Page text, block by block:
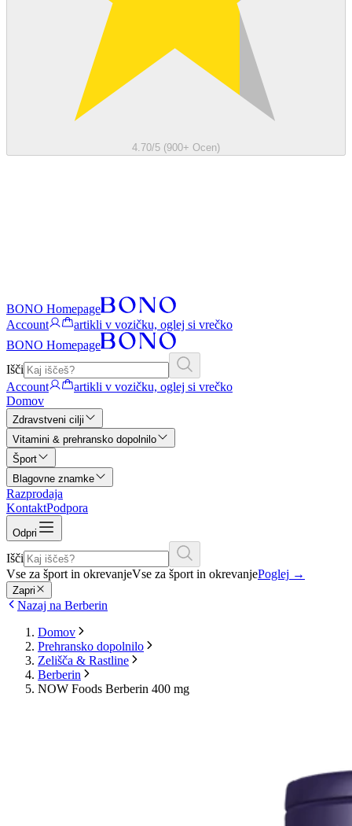
4.70/5 (900+ Ocen)
BONO Homepage
Account
artikli v vozičku, oglej si vrečko
BONO Homepage
Išči
Account
artikli v vozičku, oglej si vrečko
Domov
Zdravstveni cilji
Vitamini & prehransko dopolnilo
Šport
Blagovne znamke
Razprodaja
KontaktPodpora
Odpri
Išči
Vse za šport in okrevanjeVse za šport in okrevanjePoglej →
Zapri
Nazaj na Berberin
Domov
Prehransko dopolnilo
Zelišča & Rastline
Berberin
NOW Foods Berberin 400 mg